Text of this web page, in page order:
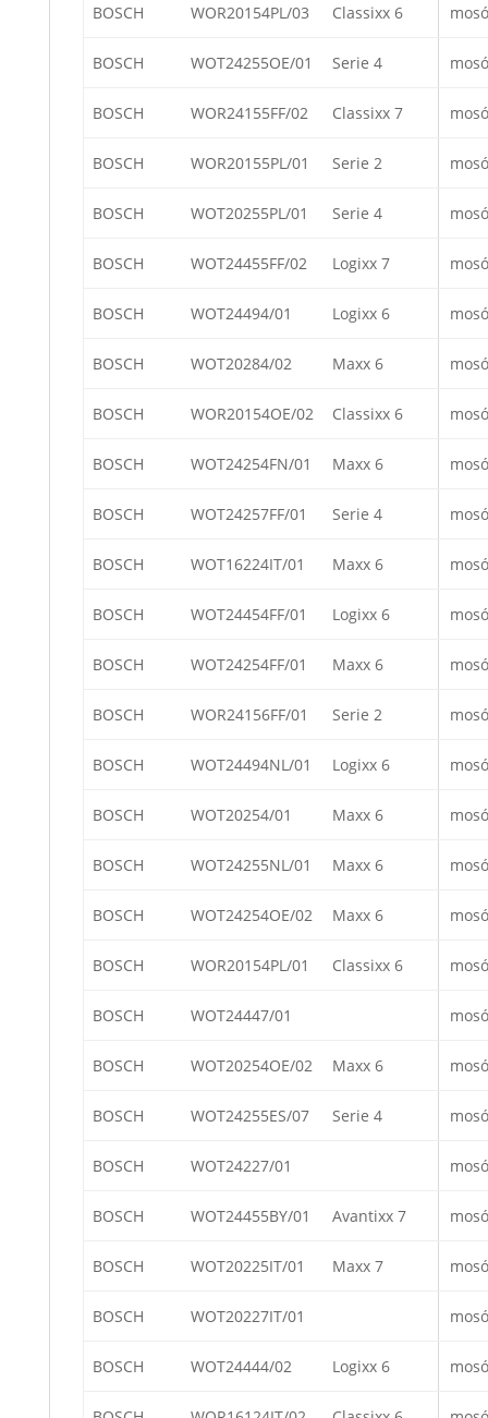
BOSCH WOR20154PL/03 Classixx 6
BOSCH WOT24255OE/01 Serie 4
BOSCH WOR24155FF/02 Classixx 7
BOSCH WOR20155PL/01 Serie 2
BOSCH WOT20255PL/01 Serie 4
BOSCH WOT24455FF/02 Logixx 7
BOSCH WOT24494/01 Logixx 6
BOSCH WOT20284/02 Maxx 6
BOSCH WOR20154OE/02 Classixx 6
BOSCH WOT24254FN/01 Maxx 6
BOSCH WOT24257FF/01 Serie 4
BOSCH WOT16224IT/01 Maxx 6
BOSCH WOT24454FF/01 Logixx 6
BOSCH WOT24254FF/01 Maxx 6
BOSCH WOR24156FF/01 Serie 2
BOSCH WOT24494NL/01 Logixx 6
BOSCH WOT20254/01 Maxx 6
BOSCH WOT24255NL/01 Maxx 6
BOSCH WOT24254OE/02 Maxx 6
BOSCH WOR20154PL/01 Classixx 6
BOSCH WOT24447/01
BOSCH WOT20254OE/02 Maxx 6
BOSCH WOT24255ES/07 Serie 4
BOSCH WOT24227/01
BOSCH WOT24455BY/01 Avantixx 7
BOSCH WOT20225IT/01 Maxx 7
BOSCH WOT20227IT/01
BOSCH WOT24444/02 Logixx 6